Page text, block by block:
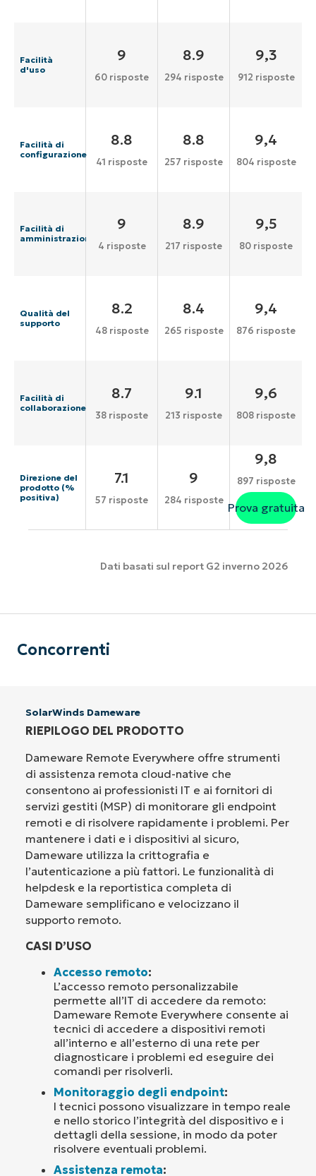
Facilità
d'uso
9
60 risposte
8.9
294 risposte
9,3
912 risposte
Facilità di
configurazione
8.8
41 risposte
8.8
257 risposte
9,4
804 risposte
Facilità di
amministrazione
9
4 risposte
8.9
217 risposte
9,5
80 risposte
Qualità del
supporto
8.2
48 risposte
8.4
265 risposte
9,4
876 risposte
Facilità di
collaborazione
8.7
38 risposte
9.1
213 risposte
9,6
808 risposte
Direzione del
prodotto (%
positiva)
7.1
57 risposte
9
284 risposte
9,8
897 risposte
Prova gratuita
Dati basati sul report G2 inverno 2026
Concorrenti
SolarWinds Dameware
RIEPILOGO DEL PRODOTTO
Dameware Remote Everywhere offre strumenti
di assistenza remota cloud-native che
consentono ai professionisti IT e ai fornitori di
servizi gestiti (MSP) di monitorare gli endpoint
remoti e di risolvere rapidamente i problemi. Per
mantenere i dati e i dispositivi al sicuro,
Dameware utilizza la crittografia e
l’autenticazione a più fattori. Le funzionalità di
helpdesk e la reportistica completa di
Dameware semplificano e velocizzano il
supporto remoto.
CASI D’USO
Accesso remoto:
L’accesso remoto personalizzabile
permette all’IT di accedere da remoto:
Dameware Remote Everywhere consente ai
tecnici di accedere a dispositivi remoti
all’interno e all’esterno di una rete per
diagnosticare i problemi ed eseguire dei
comandi per risolverli.
Monitoraggio degli endpoint:
I tecnici possono visualizzare in tempo reale
e nello storico l’integrità del dispositivo e i
dettagli della sessione, in modo da poter
risolvere eventuali problemi.
Assistenza remota: